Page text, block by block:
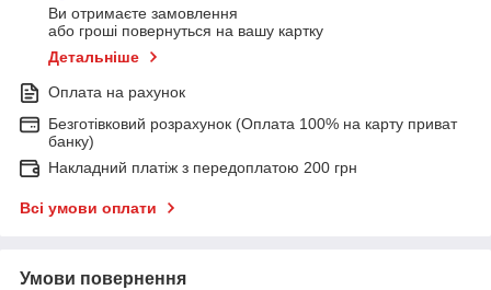
Ви отримаєте замовлення
або гроші повернуться на вашу картку
Детальніше
Оплата на рахунок
Безготівковий розрахунок (Оплата 100% на карту приват
банку)
Накладний платіж з передоплатою 200 грн
Всі умови оплати
Умови повернення